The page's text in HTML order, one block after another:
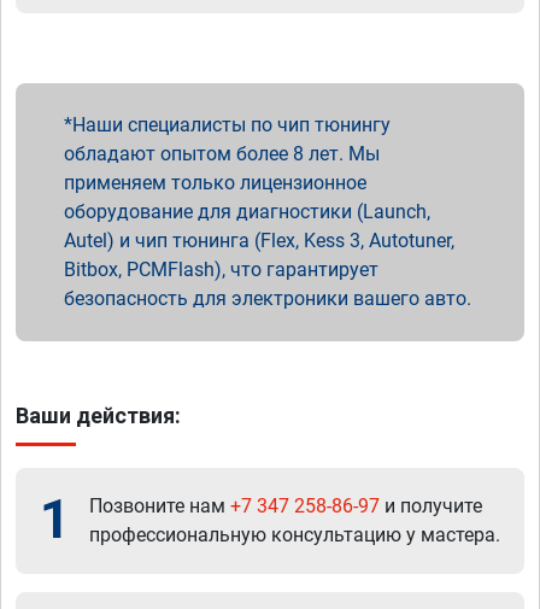
Наши специалисты по чип тюнингу
обладают опытом более 8 лет. Мы
применяем только лицензионное
оборудование для диагностики (Launch,
Autel) и чип тюнинга (Flex, Kess 3, Autotuner,
Bitbox, PCMFlash), что гарантирует
безопасность для электроники вашего авто.
Ваши действия:
1 Позвоните нам +7 347 258-86-97 и получите
профессиональную консультацию у мастера.